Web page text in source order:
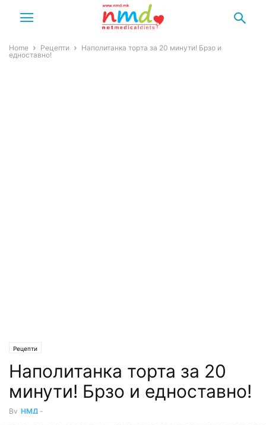
Home Рецепти
Наполитанка торта за 20 минути! Брзо и
едноставно!
Рецепти
Наполитанка торта за 20
минути! Брзо и едноставно!
By НМД -